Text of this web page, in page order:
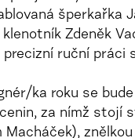
šperkařka
Zdeněk
ruční práci
ka roku se
za nímž stojí
Macháček),